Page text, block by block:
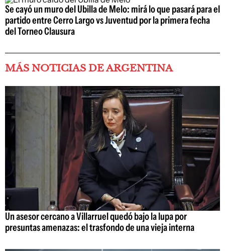
Se cayó un muro del Ubilla de Melo: mirá lo que pasará para el
partido entre Cerro Largo vs Juventud por la primera fecha
del Torneo Clausura
MÁS NOTICIAS DE ARGENTINA
Un asesor cercano a Villarruel quedó bajo la lupa por
presuntas amenazas: el trasfondo de una vieja interna